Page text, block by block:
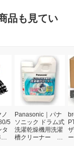
品も見てい
5
タ
Panasonic｜パナ
ソニック ドラム式
洗濯乾燥機用洗濯
槽クリーナー N-